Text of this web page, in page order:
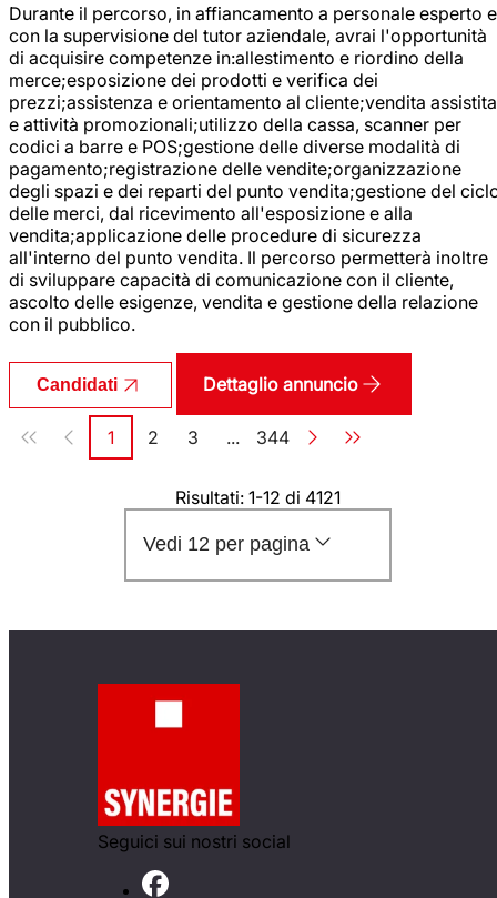
Durante il percorso, in affiancamento a personale esperto e
con la supervisione del tutor aziendale, avrai l'opportunità
di acquisire competenze in:allestimento e riordino della
merce;esposizione dei prodotti e verifica dei
prezzi;assistenza e orientamento al cliente;vendita assistita
e attività promozionali;utilizzo della cassa, scanner per
codici a barre e POS;gestione delle diverse modalità di
pagamento;registrazione delle vendite;organizzazione
degli spazi e dei reparti del punto vendita;gestione del
delle merci, dal ricevimento all'esposizione e alla
vendita;applicazione delle procedure di sicurezza
all'interno del punto vendita. Il percorso permetterà inoltre
di sviluppare capacità di comunicazione con il cliente,
ascolto delle esigenze, vendita e gestione della relazione
con il pubblico.
Candidati Dettaglio annuncio
Paginazione
Pagina
1 Pagina
2 Pagina
3 ... Pagina
344
Risultati: 1-12 di 4121
Vedi 12 per pagina
Seguici sui nostri social